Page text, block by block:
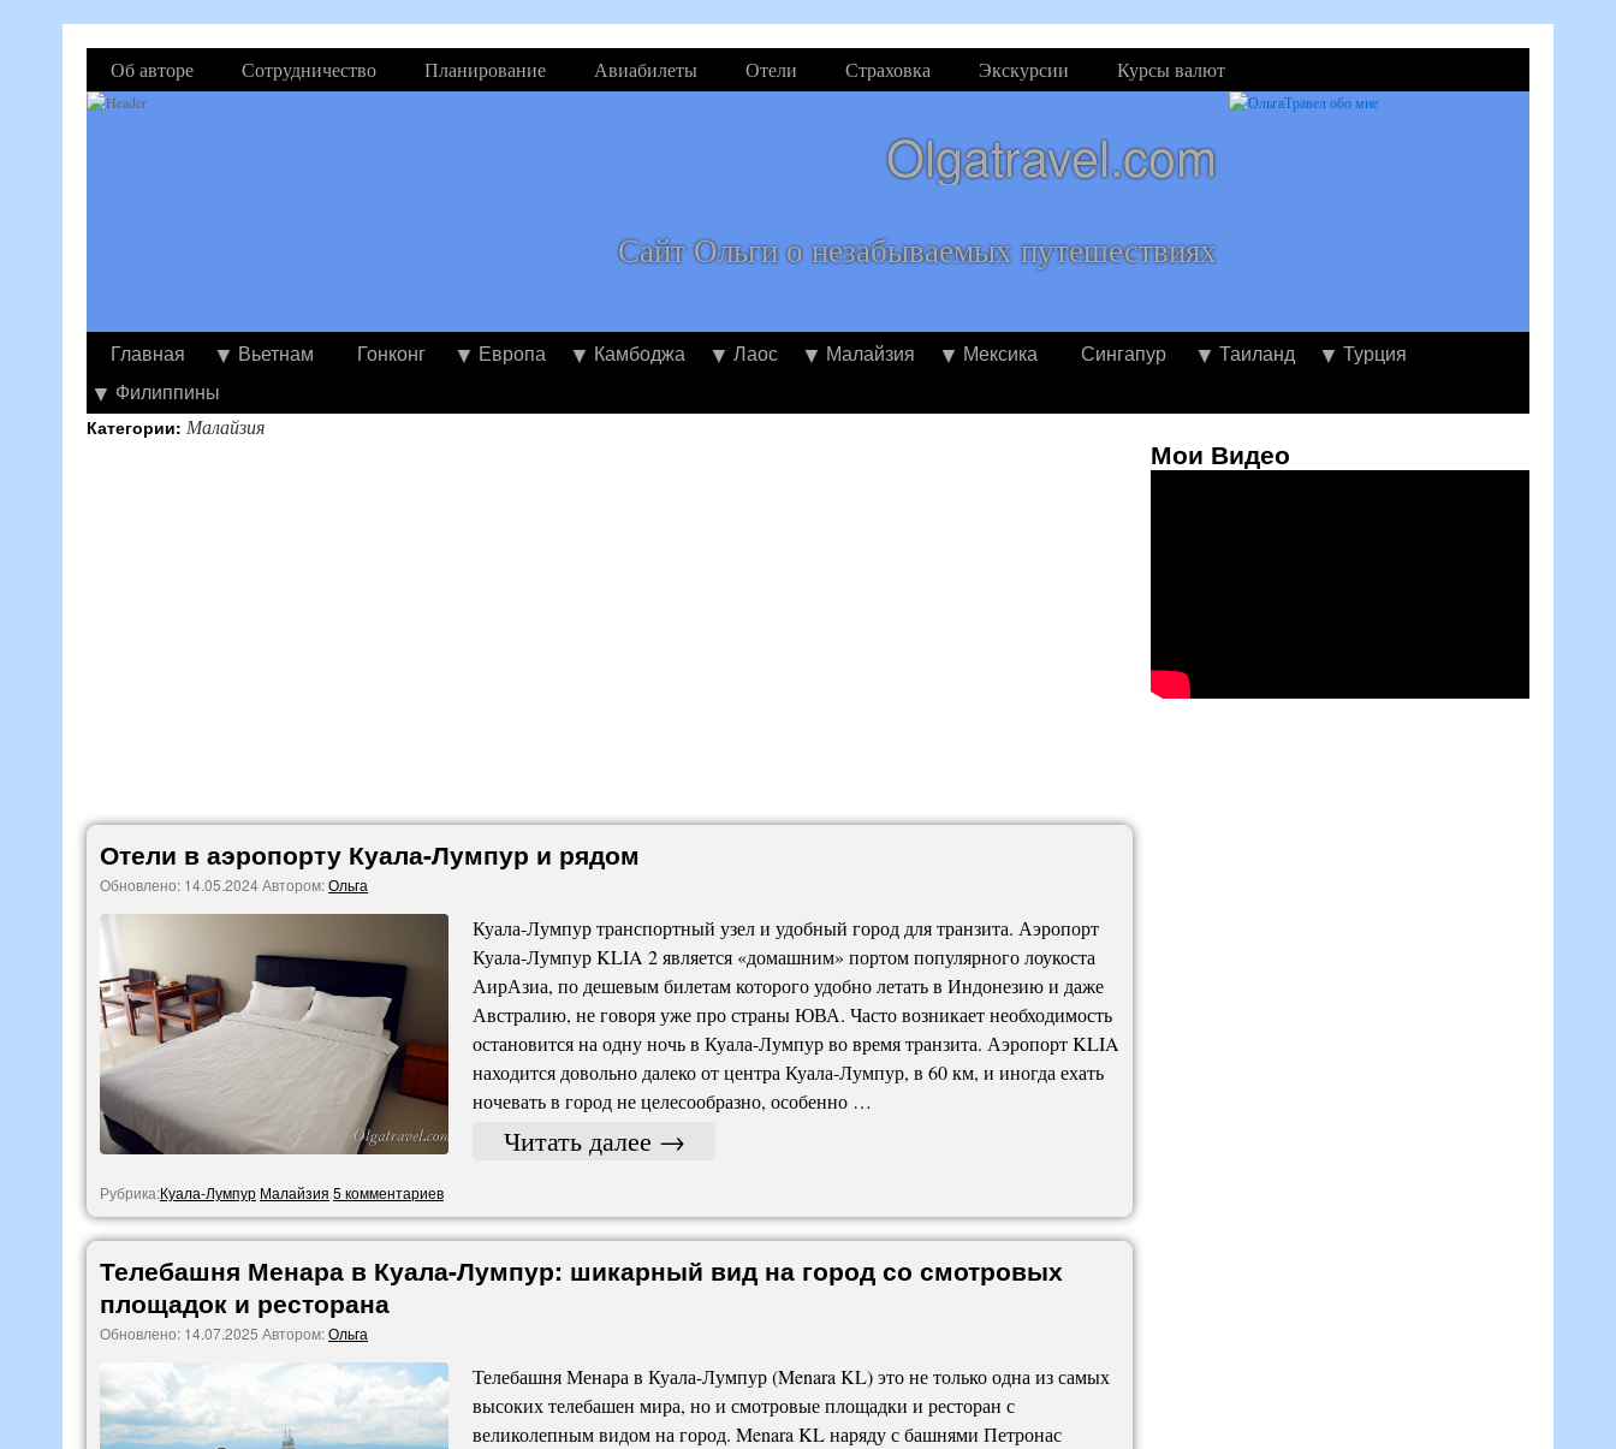
Об авторе Сотрудничество Планирование Авиабилеты Отели Страховка Экскурсии Курсы валют
Olgatravel.com
Сайт Ольги о незабываемых путешествиях
Главная Вьетнам Гонконг Европа Камбоджа Лаос Малайзия Мексика Сингапур Таиланд
Турция
Филиппины
Категории: Малайзия
Отели в аэропорту Куала-Лумпур и рядом
Обновлено: 14.05.2024Автором:Ольга
Куала-Лумпур транспортный узел и удобный город для транзита. Аэропорт
Куала-Лумпур KLIA 2 является «домашним» портом популярного лоукоста
АирАзиа, по дешевым билетам которого удобно летать в Индонезию и даже
Австралию, не говоря уже про страны ЮВА. Часто возникает необходимость
остановится на одну ночь в Куала-Лумпур во время транзита. Аэропорт KLIA
находится довольно далеко от центра Куала-Лумпур, в 60 км, и иногда ехать
ночевать в город не целесообразно, особенно …
Читать далее →
Рубрика:Куала-Лумпур Малайзия 5 комментариев
Телебашня Менара в Куала-Лумпур: шикарный вид на город со смотровых
площадок и ресторана
Обновлено: 14.07.2025 Автором:Ольга
Телебашня Менара в Куала-Лумпур (Menara KL) это не только одна из самых
высоких телебашен мира, но и смотровые площадки и ресторан с
великолепным видом на город. Menara KL наряду с башнями Петронас
Мои Видео